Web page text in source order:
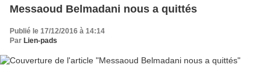
Messaoud Belmadani nous a quittés
Publié le 17/12/2016 à 14:14
Par Lien-pads